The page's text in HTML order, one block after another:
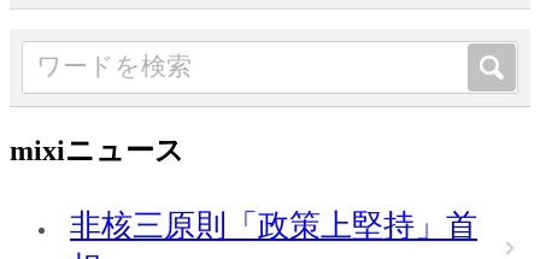
mixiニュース
非核三原則「政策上堅持」首